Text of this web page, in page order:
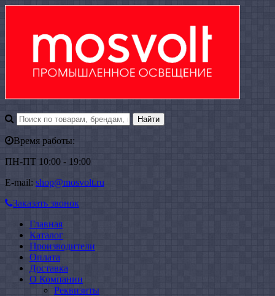
Время работы:
ПН-ПТ 10:00 - 19:00
E-mail: shop@mosvolt.ru
Заказать звонок
Главная
Каталог
Производители
Оплата
Доставка
О Компании
Реквизиты